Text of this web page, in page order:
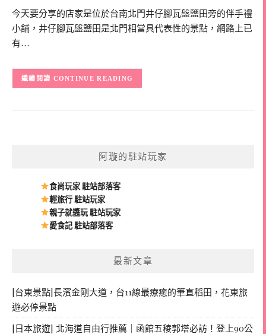
今天要分享的店家是位於台南北門井仔腳瓦盤鹽田旁的伴手禮
小舖，井仔腳瓦盤鹽田是北門相當具代表性的景點，網路上已
有…
CONTINUE READING
阿璇的駐站玩家
食尚玩家 駐站部落客
輕旅行 駐站玩家
親子就醬玩 駐站玩家
愛食記 駐站部落客
最新文章
[台東景點]長濱金剛大道，台11線最療癒的筆直稻田，花東旅
遊必停景點
[日本旅遊] 北海道自由行推薦｜函館五稜郭塔必訪！登上90公